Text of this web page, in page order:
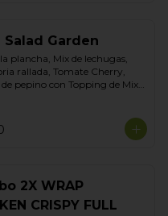
Salad Garden
plancha, Mix de lechugas,
rallada, Tomate Cherry,
de pepino con Topping de Mix
2X WRAP
CRISPY FULL